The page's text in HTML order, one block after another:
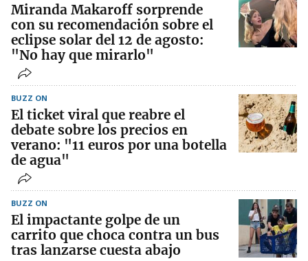
Miranda Makaroff sorprende
con su recomendación sobre el
eclipse solar del 12 de agosto:
"No hay que mirarlo"
BUZZ ON
El ticket viral que reabre el
debate sobre los precios en
verano: "11 euros por una botella
de agua"
BUZZ ON
El impactante golpe de un
carrito que choca contra un bus
tras lanzarse cuesta abajo